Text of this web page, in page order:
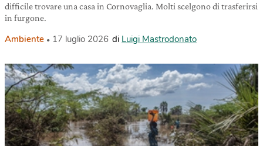
difficile trovare una casa in Cornovaglia. Molti scelgono di trasferirsi
in furgone.
Ambiente 17 luglio 2026 di Luigi Mastrodonato